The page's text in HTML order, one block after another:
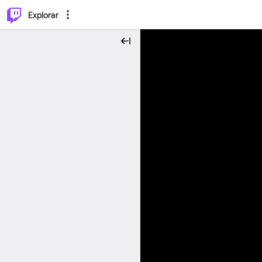
Explorar